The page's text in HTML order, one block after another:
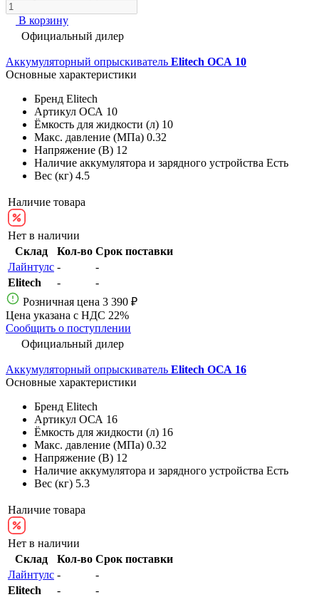
В корзину
Официальный дилер
Аккумуляторный опрыскиватель Elitech ОСА 10
Основные характеристики
Бренд Elitech
Артикул ОСА 10
Ёмкость для жидкости (л) 10
Макс. давление (МПа) 0.32
Напряжение (В) 12
Наличие аккумулятора и зарядного устройства Есть
Вес (кг) 4.5
Наличие товара
Нет в наличии
Склад
Кол-во Срок поставки
Лайнтулс -
-
Elitech
-
-
Розничная цена 3 390 ₽
Цена указана с НДС 22%
Сообщить о поступлении
Официальный дилер
Аккумуляторный опрыскиватель Elitech ОСА 16
Основные характеристики
Бренд Elitech
Артикул ОСА 16
Ёмкость для жидкости (л) 16
Макс. давление (МПа) 0.32
Напряжение (В) 12
Наличие аккумулятора и зарядного устройства Есть
Вес (кг) 5.3
Наличие товара
Нет в наличии
Склад
Кол-во Срок поставки
Лайнтулс -
-
Elitech
-
-